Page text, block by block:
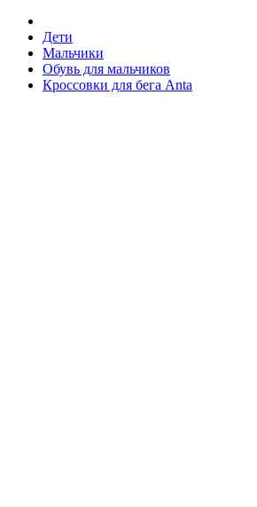
Дети
Мальчики
Обувь для мальчиков
Кроссовки для бега Anta